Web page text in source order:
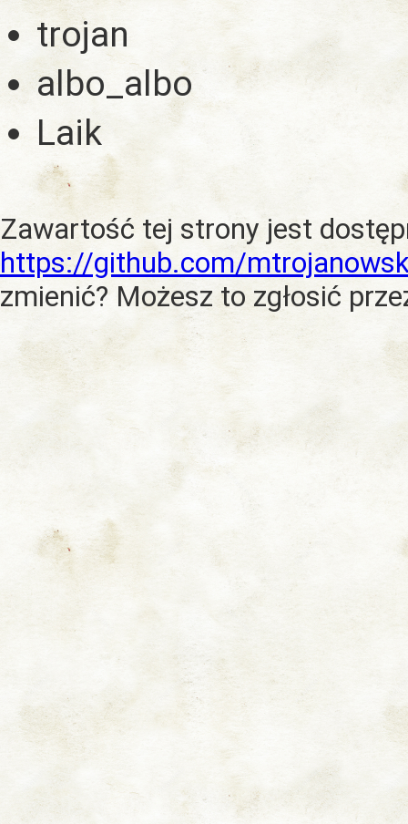
trojan
albo_albo
Laik
Zawartość tej strony jest
https://github.com/
zmienić? Możesz to zgłosić